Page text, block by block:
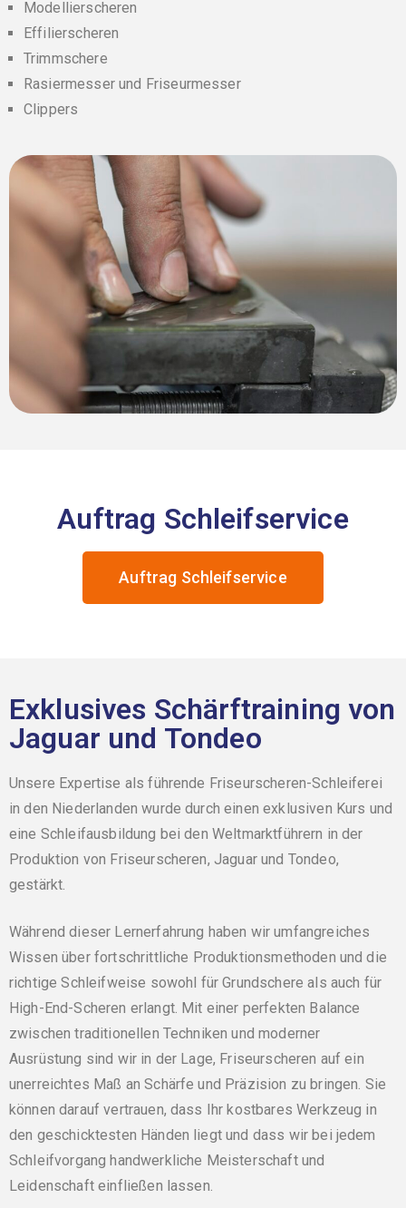
Modellierscheren
Effilierscheren
Trimmschere
Rasiermesser und Friseurmesser
Clippers
Auftrag Schleifservice
Auftrag Schleifservice
Exklusives Schärftraining von
Jaguar und Tondeo
Unsere Expertise als führende Friseurscheren-Schleiferei
in den Niederlanden wurde durch einen exklusiven Kurs und
eine Schleifausbildung bei den Weltmarktführern in der
Produktion von Friseurscheren, Jaguar und Tondeo,
gestärkt.
Während dieser Lernerfahrung haben wir umfangreiches
Wissen über fortschrittliche Produktionsmethoden und die
richtige Schleifweise sowohl für Grundschere als auch für
High-End-Scheren erlangt. Mit einer perfekten Balance
zwischen traditionellen Techniken und moderner
Ausrüstung sind wir in der Lage, Friseurscheren auf ein
unerreichtes Maß an Schärfe und Präzision zu bringen. Sie
können darauf vertrauen, dass Ihr kostbares Werkzeug in
den geschicktesten Händen liegt und dass wir bei jedem
Schleifvorgang handwerkliche Meisterschaft und
Leidenschaft einfließen lassen.